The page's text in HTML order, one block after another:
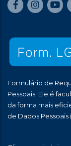
Formulário de
Pessoais. Ele é
da forma mais
de Dados Pessoais